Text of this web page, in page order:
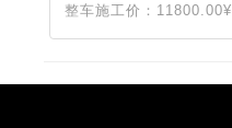
整车施工价：11800.00¥